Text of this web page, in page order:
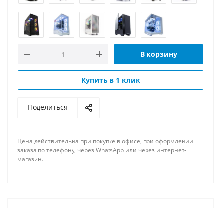
В корзину
Купить в 1 клик
Поделиться
Цена действительна при покупке в офисе, при оформлении
заказа по телефону, через WhatsApp или через интернет-
магазин.